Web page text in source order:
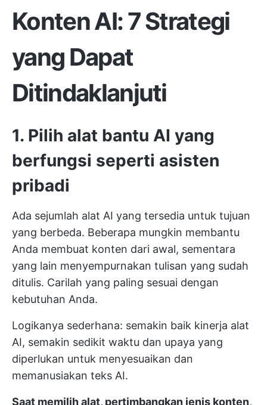
Konten AI: 7 Strategi
yang Dapat
Ditindaklanjuti
1. Pilih alat bantu AI yang
berfungsi seperti asisten
pribadi
Ada sejumlah alat AI yang tersedia untuk tujuan
yang berbeda. Beberapa mungkin membantu
Anda membuat konten dari awal, sementara
yang lain menyempurnakan tulisan yang sudah
ditulis. Carilah yang paling sesuai dengan
kebutuhan Anda.
Logikanya sederhana: semakin baik kinerja alat
AI, semakin sedikit waktu dan upaya yang
diperlukan untuk menyesuaikan dan
memanusiakan teks AI.
Saat memilih alat, pertimbangkan jenis konten,